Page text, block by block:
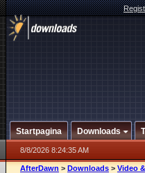
Startpagina Downloads
8/8/2026 8:24:35 AM
AfterDawn > Downloads > Video